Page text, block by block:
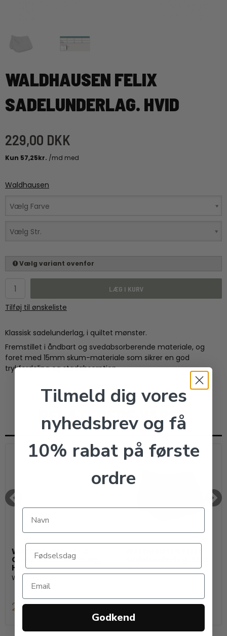
WALDHAUSEN FELIX
SADELUNDERLAG. HVID
229,00 DKK
Waldhausen
Vælg Farve
Vælg Str.
Vælg variant ovenfor
LÆG I KURV
Tilføj til ønskeliste
Klassisk sadelunderlag, i quiltet mønster.
Fremstillet i åndbart og svedabsorberende materiale, og
foret med 15mm skum-materiale som sikrer en god
trykfordeling og stødabsorption
RELATEREDE VARER
WALDHAUSEN FELIX
GLAM Sadelunderlag.
Hvid
Waldhausen
239,00 DKK
Waldhausen
229,00 DKK
Tilmeld dig vores
nyhedsbrev og få
10% rabat på første
ordre
Godkend